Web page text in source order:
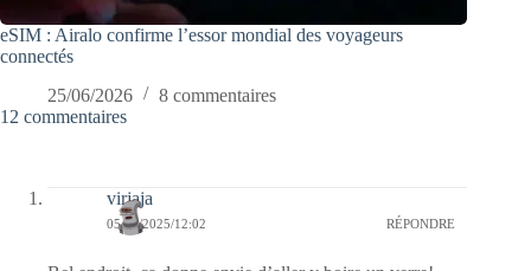
eSIM : Airalo confirme l’essor mondial des voyageurs
connectés
25/06/2026
8 commentaires
12 commentaires
virjaja
05/06/2025/12:02 RÉPONDRE